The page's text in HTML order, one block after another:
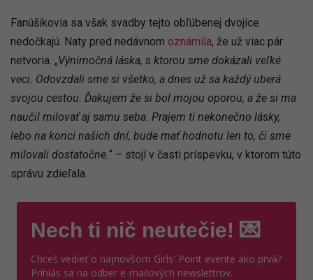
Fanúšikovia sa však svadby tejto obľúbenej dvojice
nedočkajú. Naty pred nedávnom oznámila, že už viac pár
netvoria. „Výnimočná láska, s ktorou sme dokázali veľké
veci. Odovzdali sme si všetko, a dnes už sa každý uberá
svojou cestou. Ďakujem že si bol mojou oporou, a že si ma
naučil milovať aj samu seba. Prajem ti nekonečno lásky,
lebo na konci našich dní, bude mať hodnotu len to, či sme
milovali dostatočne.“ – stojí v časti príspevku, v ktorom túto
správu zdieľala.
Nech ti nič neutečie! 💌
Chceš vedieť o najnovšom Girls' Point evente ako prvá?
Prihlás sa na odber e-mailových newslettrov.